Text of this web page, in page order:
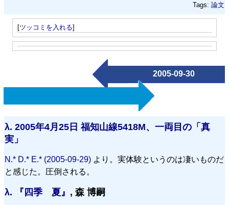
Tags: 論文
[ツッコミを入れる]
2005-09-30
λ. 2005年4月25日 福知山線5418M、一両目の「真
実」
N.* D.* E.* (2005-09-29) より。実体験というのは凄いものだ
と感じた。圧倒される。
λ. 『四季 夏』 , 森 博嗣